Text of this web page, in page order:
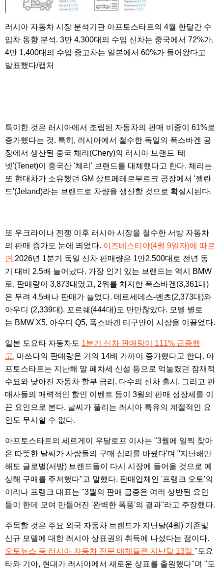
러시아 자동차 시장 분석기관 아프토스타트의 4월 한달간 수
입차 동향 분석. 3만 4,300대의 수입 신차는 중국에서 72%가,
4만 1,400대의 수입 중고차는 일본에서 60%가 들어왔다고
발표했다/캡처
특이한 것은 러시아에서 조립된 자동차의 판매 비중이 61%로
증가했다는 것. 특히, 러시아에서 철수한 독일의 폭스바겐 공
장에서 생산된 중국 체리(Chery)의 러시아 브랜드 '테
넷'(Tenet)이 중국산 '체리' 브랜드를 대체했다고 한다. 체리는
또 현대차가 소유했던 GM 상트페테르부르크 공장에서 '젤란
드'(Jeland)라는 브랜드로 차량을 생산할 것으로 확실시된다.
또 우크라이나 전쟁 이후 러시아 시장을 철수한 서방 자동차
의 판매 증가도 눈에 띄었다. 이즈베스티야(4월 9일자)에 따르
면 2026년 1분기 독일 신차 판매량은 1만2,500대로 전년 동
기 대비 2.5배 늘어났다. 가장 인기 있는 브랜드는 역시 BMW
로, 판매량이 3,873대였고, 2위를 차지한 폭스바겐(3,361대)
은 무려 4.5배나 판매가 늘었다. 메르세데스-벤츠(2,373대)와
아우디 (2,339대), 포르쉐(444대)도 만만찮았다. 모델 별로
는 BMW X5, 아우디 Q5, 폭스바겐 티구안이 시장을 이끌었다.
일본 도요타 자동차도 1분기 신차 판매량이 111% 급증했
고, 마쓰다의 판매량은 거의 14배 가까이 증가했다고 한다. 아
프토스타트는 지난해 말 폐차세 신설 등으로 억눌렸던 잠재적
수요와 낮아진 자동차 할부 금리, 다수의 신차 출시, 그리고 판
매사들의 매력적인 할인 이벤트 등이 3월의 판매 성장세를 이
끈 요인으로 본다. 날씨가 풀리는 러시아 특유의 계절적인 요
인도 무시할 수 없다.
아프토스타트의 세르게이 우달로프 이사는 "3월에 일찍 찾아
온 따뜻한 날씨가 사람들의 구매 심리를 바꿨다'며 "지난해만
해도 글로벌(서방) 브랜드들이 다시 시장에 들어올 것으로 예
상해 구매를 주저했다"고 말했다. 판매업체인 '프랭크 오토'의
이리나 프랭크 대표는 "3월의 판매 급증은 여러 상반된 요인
들이 한데 모여 만들어진 '완벽한 폭풍'의 결과"라고 주장했다.
주목할 것은 주요 외국 자동차 브랜드가 지난달(4월) 기존및
신규 모델에 대한 러시아 상표권의 취득에 나섰다는 점이다.
오토뉴스 등 러시아 자동차 전문 매체들은 지난달 13일 "도요
타와 기아, 현대가 러시아에서 새로운 상표를 출원했다"며 "도